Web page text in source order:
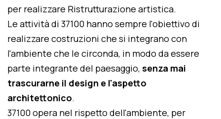
per realizzare Ristrutturazione artistica.
Le attività di 37100 hanno sempre l'obiettivo di
realizzare costruzioni che si integrano con
l'ambiente che le circonda, in modo da essere
parte integrante del paesaggio, senza mai
trascurarne il design e l'aspetto
architettonico.
37100 opera nel rispetto dell'ambiente, per